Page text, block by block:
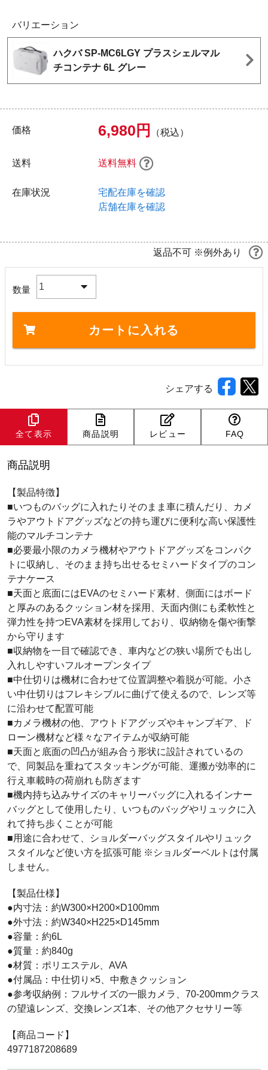
バリエーション
ハクバ SP-MC6LGY プラスシェルマル
チコンテナ 6L グレー
価格 6,980円 （税込）
送料 送料無料
在庫状況
宅配在庫を確認
店舗在庫を確認
返品不可 ※例外あり
数量 1
カートに入れる
シェアする
全て表示 商品説明 レビュー FAQ
商品説明
【製品特徴】
■いつものバッグに入れたりそのまま車に積んだり、カメ
ラやアウトドアグッズなどの持ち運びに便利な高い保護性
能のマルチコンテナ
■必要最小限のカメラ機材やアウトドアグッズをコンパク
トに収納し、そのまま持ち出せるセミハードタイプのコン
テナケース
■天面と底面にはEVAのセミハード素材、側面にはボード
と厚みのあるクッション材を採用、天面内側にも柔軟性と
弾力性を持つEVA素材を採用しており、収納物を傷や衝撃
から守ります
■収納物を一目で確認でき、車内などの狭い場所でも出し
入れしやすいフルオープンタイプ
■中仕切りは機材に合わせて位置調整や着脱が可能。小さ
い中仕切りはフレキシブルに曲げて使えるので、レンズ等
に沿わせて配置可能
■カメラ機材の他、アウトドアグッズやキャンプギア、ド
ローン機材など様々なアイテムが収納可能
■天面と底面の凹凸が組み合う形状に設計されているの
で、同製品を重ねてスタッキングが可能、運搬が効率的に
行え車載時の荷崩れも防ぎます
■機内持ち込みサイズのキャリーバッグに入れるインナー
バッグとして使用したり、いつものバッグやリュックに入
れて持ち歩くことが可能
■用途に合わせて、ショルダーバッグスタイルやリュック
スタイルなど使い方を拡張可能 ※ショルダーベルトは付属
しません。
【製品仕様】
●内寸法：約W300×H200×D100mm
●外寸法：約W340×H225×D145mm
●容量：約6L
●質量：約840g
●材質：ポリエステル、AVA
●付属品：中仕切り×5、中敷きクッション
●参考収納例：フルサイズの一眼カメラ、70-200mmクラス
の望遠レンズ、交換レンズ1本、その他アクセサリー等
【商品コード】
4977187208689